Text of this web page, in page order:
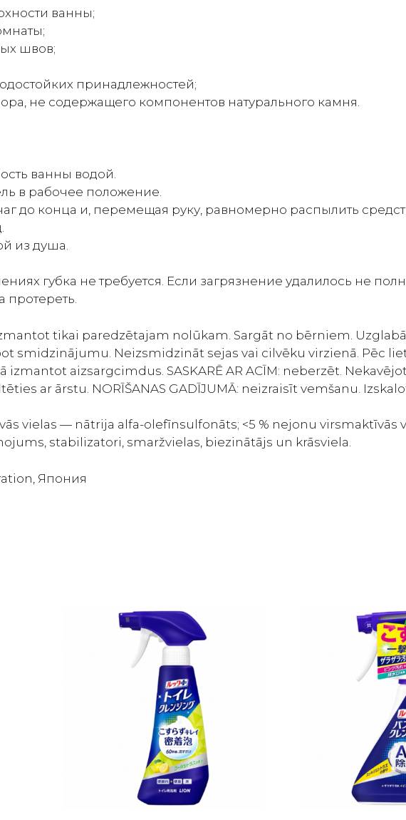
ванны;
швов;
принадлежностей;
не содержащего компонентов натурального камня.
ванны водой.
в рабочее положение.
до конца и, перемещая руку, равномерно распылить
из душа.
губка не требуется. Если загрязнение удалилось не
протереть.
tikai paredzētajam nolūkam. Sargāt no bērniem.
smidzinājumu. Neizsmidzināt sejas vai cilvēku virzienā. Pēc
aizsargcimdus. SASKARĒ AR ACĪM: neberzēt.
ar ārstu. NORĪŠANAS GADĪJUMĀ: neizraisīt vemšanu.
vielas — nātrija alfa-olefīnsulfonāts; <5 % nejonu
stabilizatori, smaržvielas, biezinātājs un krāsviela.
Япония